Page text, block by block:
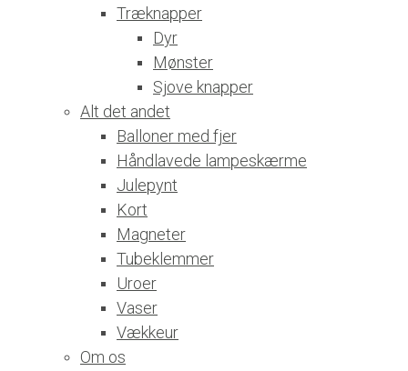
Træknapper
Dyr
Mønster
Sjove knapper
Alt det andet
Balloner med fjer
Håndlavede lampeskærme
Julepynt
Kort
Magneter
Tubeklemmer
Uroer
Vaser
Vækkeur
Om os